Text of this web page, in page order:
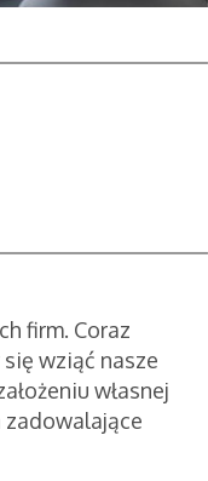
firm. Coraz
wziąć nasze
własnej
zadowalające